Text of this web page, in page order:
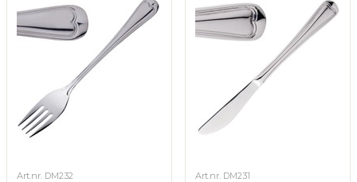
Art.nr. DM232 Art.nr. DM231